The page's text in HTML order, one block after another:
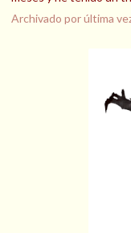
Archivado por última